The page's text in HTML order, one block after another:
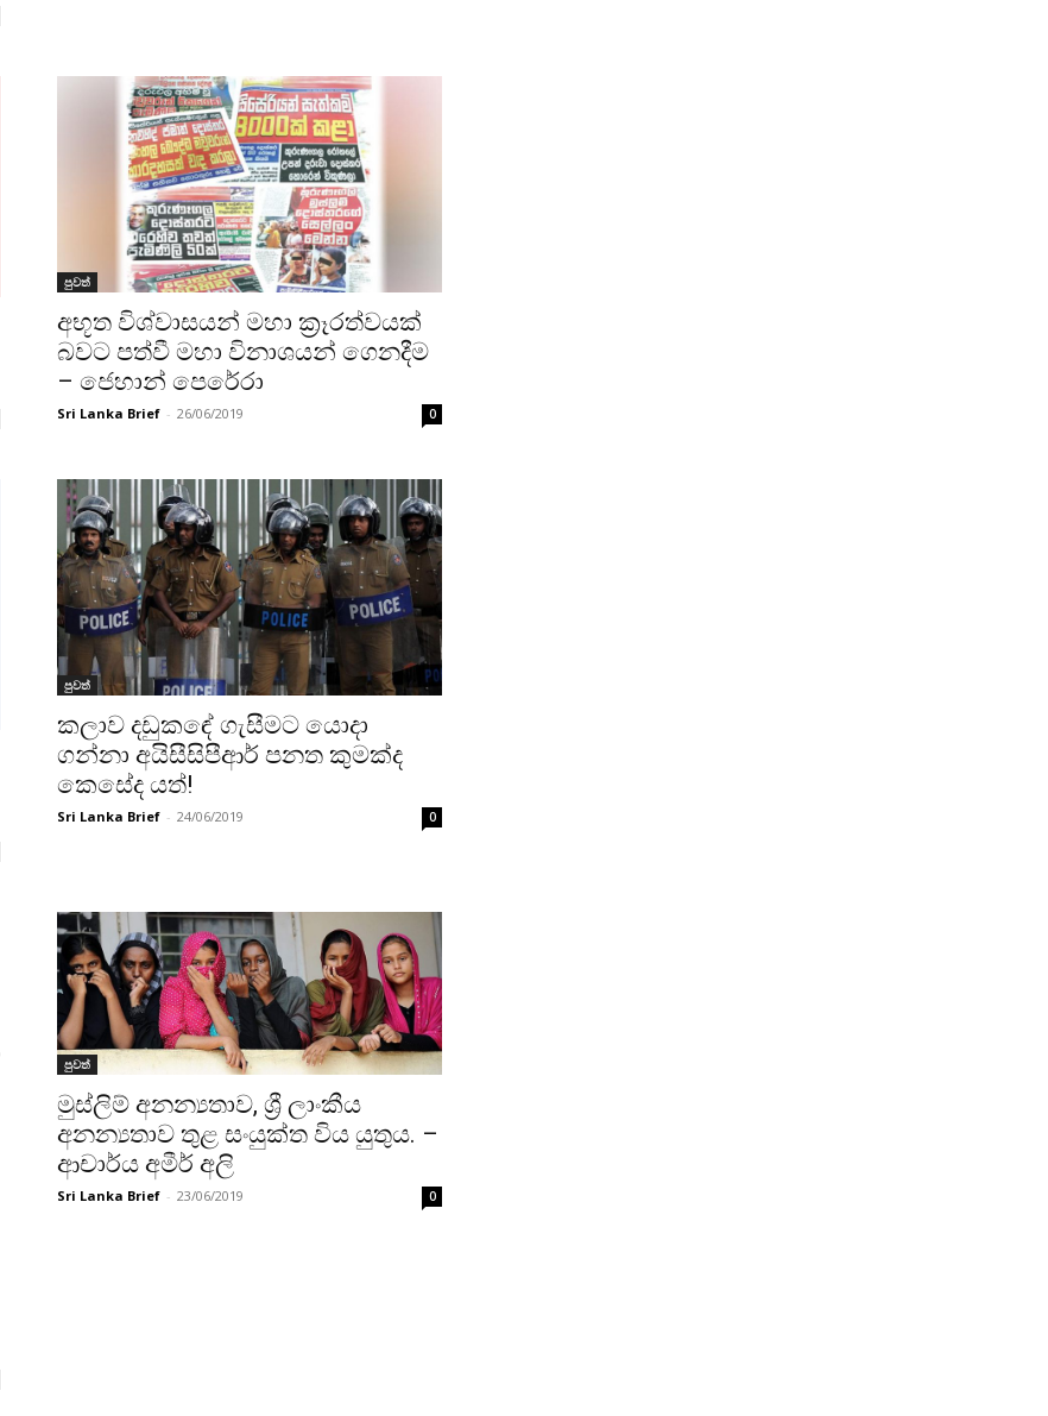
පුවත්
අභූත විශ්වාසයන් මහා ක‍්‍රෑරත්වයක්
බවට පත්වී මහා විනාශයන් ගෙනදීම
– ජෙහාන් පෙරේරා
Sri Lanka Brief - 26/06/2019 0
පුවත්
කලාව දඩුකඳේ ගැසීමට යොදා
ගන්නා අයිසීසිපීආර් පනත කුමක්ද
කෙසේද යත්!
Sri Lanka Brief - 24/06/2019 0
පුවත්
මුස්ලිම් අනන්‍යතාව, ශ්‍රී ලාංකීය
අනන්‍යතාව තුළ සංයුක්ත විය යුතුය. –
ආචාර්ය අමීර් අලි
Sri Lanka Brief - 23/06/2019 0